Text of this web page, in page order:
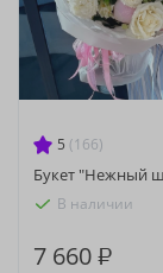
5 (166)
Букет "Нежный
В наличии
7 660 ₽